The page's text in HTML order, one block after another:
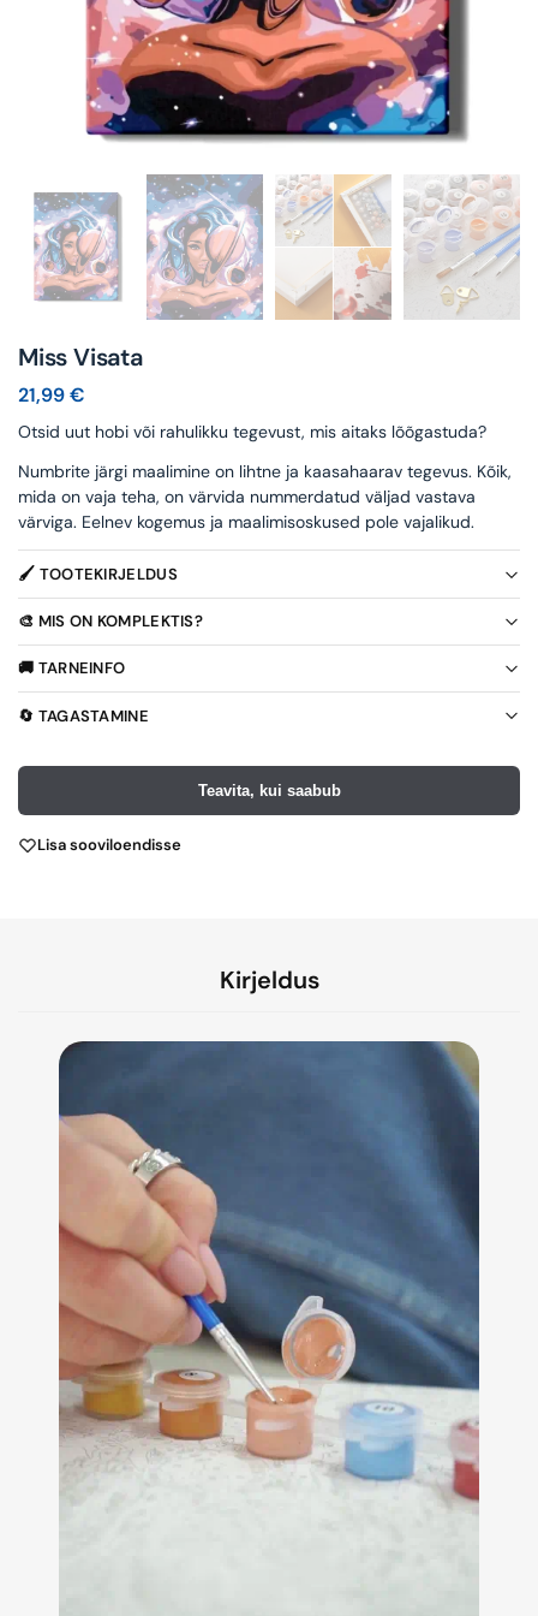
Miss Visata
21,99€
Otsid uut hobi või rahulikku tegevust, mis aitaks lõõgastuda?
Numbrite järgi maalimine on lihtne ja kaasahaarav tegevus. Kõik,
mida on vaja teha, on värvida nummerdatud väljad vastava
värviga. Eelnev kogemus ja maalimisoskused pole vajalikud.
🖌️ TOOTEKIRJELDUS
🎨 MIS ON KOMPLEKTIS?
🚚 TARNEINFO
🔄 TAGASTAMINE
Teavita, kui saabub
Lisa sooviloendisse
Kirjeldus